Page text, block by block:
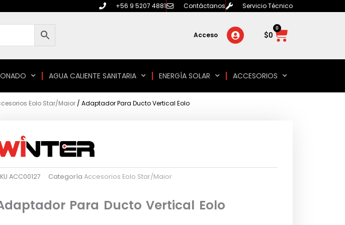
+56 9 5207 4881 Contáctanos Servicio Técnico
Acceso $0
0
Carrito
AGUA CALIENTE SANITARIA ENERGÍA SOLAR ACCESORIOS
Eolo Star/Maior / Adaptador Para Ducto Vertical Eolo
ACC00127 Categoría Accesorios Eolo Star/Maior
Para Ducto Vertical Eolo